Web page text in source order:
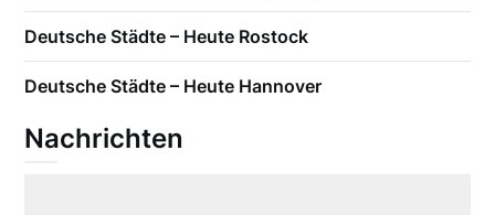
Deutsche Städte – Heute Rostock
Deutsche Städte – Heute Hannover
Nachrichten